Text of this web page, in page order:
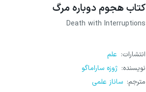
کتاب هجوم دوباره مرگ
Death with Interruptions
انتشارات: علم
نویسنده: ژوزه ساراماگو
مترجم: ساناز علمی